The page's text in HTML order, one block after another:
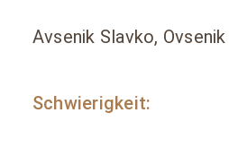
Avsenik Slavko,
Schwierigkeit: